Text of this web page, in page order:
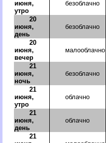
июня,
утро
безоблачно
20
июня,
день
безоблачно
20
июня,
вечер
малооблачно
21
июня,
ночь
безоблачно
21
июня,
утро
облачно
21
июня,
день
облачно
21